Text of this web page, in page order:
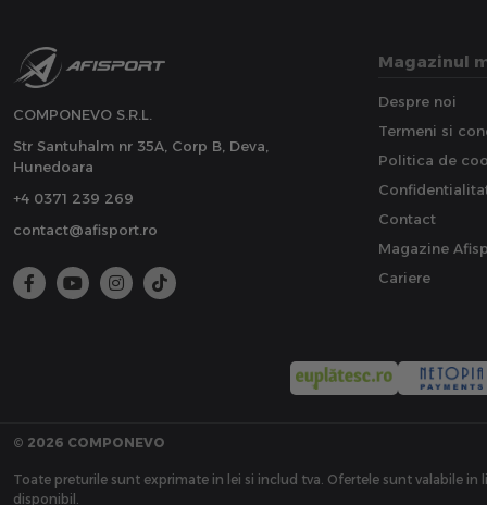
COMPONEVO S.R.L.
Str Santuhalm nr 35A, Corp B, Deva,
Hunedoara
+4 0371 239 269
contact@afisport.ro
Magazinul
Despre noi
Termeni si
Politica de
Contact
Magazine
Cariere
© 2026 COMPONEVO
Toate preturile sunt exprimate in lei si includ tva. Ofertele sunt valabile in
disponibil.